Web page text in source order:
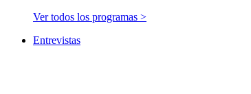
Ver todos los programas >
Entrevistas